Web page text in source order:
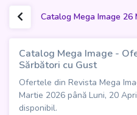
Catalog Mega Image
Catalog Mega Image -
Sărbători cu Gust
Ofertele din Revista Mega
Martie 2026 până Luni, 20
disponibil.